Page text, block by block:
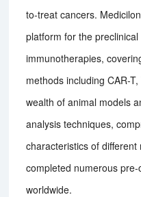
to-treat cancers.
platform for the
immunotherapies,
methods including CAR-
wealth of animal models
analysis techniques,
characteristics of
completed numerous
worldwide.